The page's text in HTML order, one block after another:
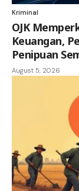
Kriminal
OJK
Keuangan,
Penipuan
August 5, 2026